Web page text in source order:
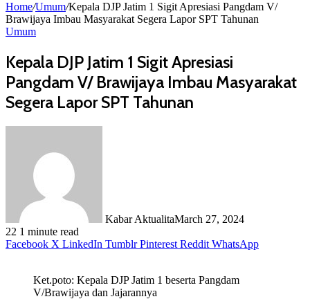
Home/Umum/Kepala DJP Jatim 1 Sigit Apresiasi Pangdam V/
Brawijaya Imbau Masyarakat Segera Lapor SPT Tahunan
Umum
Kepala DJP Jatim 1 Sigit Apresiasi
Pangdam V/ Brawijaya Imbau Masyarakat
Segera Lapor SPT Tahunan
Kabar AktualitaMarch 27, 2024
22 1 minute read
Facebook X LinkedIn Tumblr Pinterest Reddit WhatsApp
Ket.poto: Kepala DJP Jatim 1 beserta Pangdam
V/Brawijaya dan Jajarannya